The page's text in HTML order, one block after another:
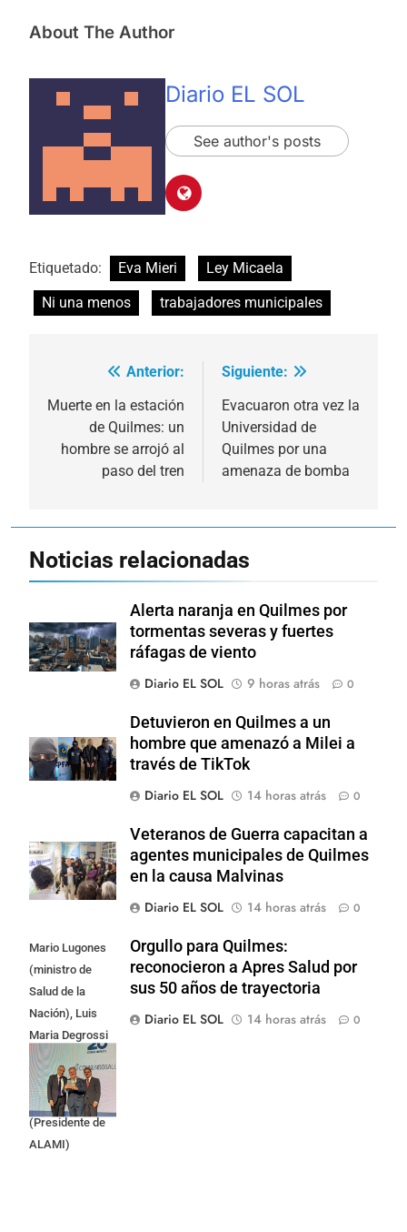
About The Author
Diario EL SOL
See author's posts
Etiquetado: Eva Mieri
Ley Micaela
Ni una menos
trabajadores municipales
Navegación
de
entradas
Anterior:
Muerte en la estación
de Quilmes: un
hombre se arrojó al
paso del tren
Siguiente:
Evacuaron otra vez la
Universidad de
Quilmes por una
amenaza de bomba
Noticias relacionadas
Alerta naranja en Quilmes por
tormentas severas y fuertes
ráfagas de viento
Diario EL SOL
9 horas atrás 0
Detuvieron en Quilmes a un
hombre que amenazó a Milei a
través de TikTok
Diario EL SOL
14 horas atrás 0
Veteranos de Guerra capacitan a
agentes municipales de Quilmes
en la causa Malvinas
Diario EL SOL
14 horas atrás 0
Mario Lugones
(ministro de
Salud de la
Nación), Luis
Maria Degrossi
(Presidente de
Apres Salud) y
Cristian Mazza
(Presidente de
ALAMI)
Orgullo para Quilmes:
reconocieron a Apres Salud por
sus 50 años de trayectoria
Diario EL SOL
14 horas atrás 0